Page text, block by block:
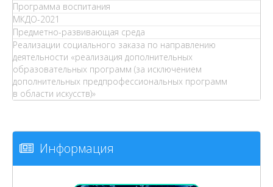
Программа воспитания
МКДО-2021
Предметно-развивающая среда
Реализации социального заказа по направлению
деятельности «реализация дополнительных
образовательных программ (за исключением
дополнительных предпрофессиональных программ
в области искусств)»
Информация